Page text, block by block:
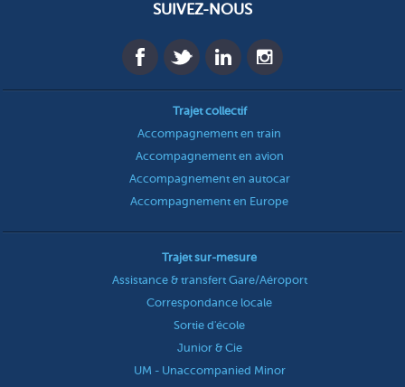
SUIVEZ-NOUS
Trajet collectif
Accompagnement en train
Accompagnement en avion
Accompagnement en autocar
Accompagnement en Europe
Trajet sur-mesure
Assistance & transfert Gare/Aéroport
Correspondance locale
Sortie d'école
Junior & Cie
UM - Unaccompanied Minor